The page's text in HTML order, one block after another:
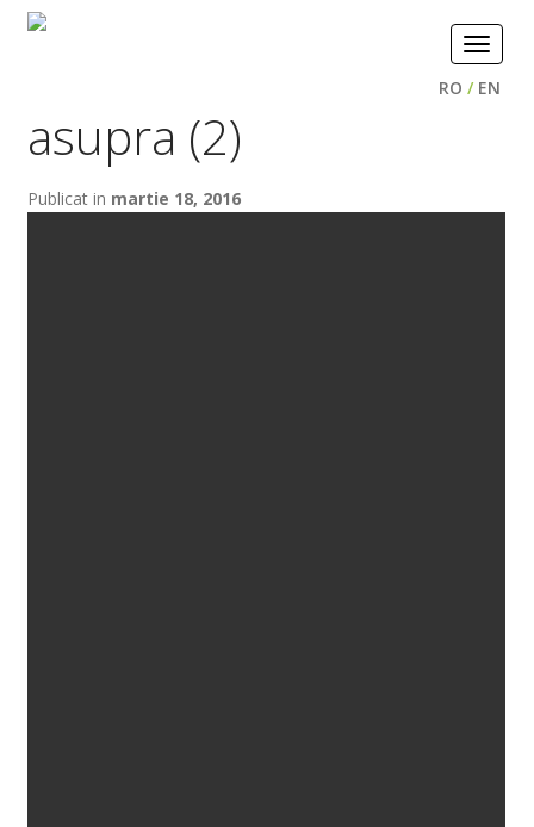
Toggle
RO / EN
asupra (2)
Publicat in martie 18, 2016